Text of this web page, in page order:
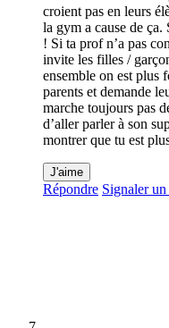
croient pas en leurs
la gym a cause de
! Si ta prof n’a pas
invite les filles /
ensemble on est plus
parents et demande
marche toujours pas
d’aller parler à son
montrer que tu est
J'aime
Répondre Signaler un